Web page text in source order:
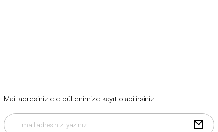
Mail adresinizle e-bültenimize kayıt olabilirsiniz.